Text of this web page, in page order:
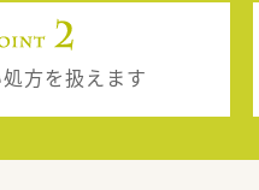
方を扱えます